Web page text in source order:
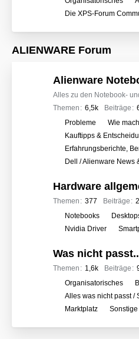
n
r
o
r
e
Die XPS-Forum
ALIENWARE Forum
Alienware
Alles zu den Notebook-
Themen
6,5k Beiträge
f
o
Probleme Wie
Kauftipps &
Erfahrungsberichte,
Dell / Alienware News
Hardware
Themen 377 Beiträge
e
r
Notebooks
Nvidia Driver
Was nicht
Themen 1,6k Beiträge
Organisatorisches
Alles was nicht passt /
Marktplatz
Sonstige